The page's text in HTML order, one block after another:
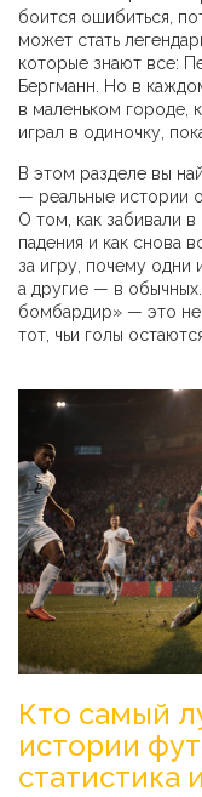
боится ошибиться,
может стать
которые знают все:
Бергманн. Но в
в маленьком городе,
играл в одиночку,
В этом разделе вы
— реальные истории
О том, как забивали
падения и как снова
за игру, почему одни
а другие — в
бомбардир» — это не
тот, чьи голы
Кто самый
истории
статистика